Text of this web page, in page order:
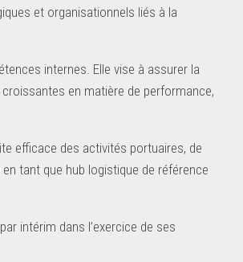
et organisationnels liés à la
internes. Elle vise à assurer la
en matière de performance,
efficace des activités portuaires, de
tant que hub logistique de référence
intérim dans l’exercice de ses